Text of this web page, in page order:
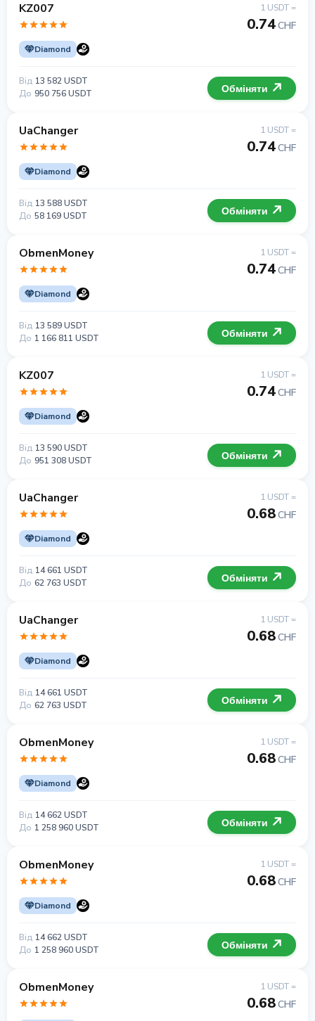
KZ007
Diamond
1 USDT =
0.74CHF
Від 13 582 USDT
До 950 756 USDT Обміняти
UaChanger
Diamond
1 USDT =
0.74CHF
Від 13 588 USDT
До 58 169 USDT Обміняти
ObmenMoney
Diamond
1 USDT =
0.74CHF
Від 13 589 USDT
До 1 166 811 USDT Обміняти
KZ007
Diamond
1 USDT =
0.74CHF
Від 13 590 USDT
До 951 308 USDT Обміняти
UaChanger
Diamond
1 USDT =
0.68CHF
Від 14 661 USDT
До 62 763 USDT Обміняти
UaChanger
Diamond
1 USDT =
0.68CHF
Від 14 661 USDT
До 62 763 USDT Обміняти
ObmenMoney
Diamond
1 USDT =
0.68CHF
Від 14 662 USDT
До 1 258 960 USDT Обміняти
ObmenMoney
Diamond
1 USDT =
0.68CHF
Від 14 662 USDT
До 1 258 960 USDT Обміняти
ObmenMoney 1 USDT =
0.68CHF